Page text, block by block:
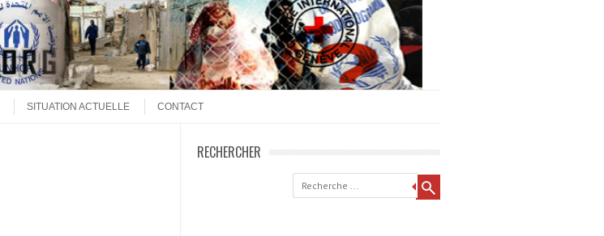
SITUATION ACTUELLE CONTACT
RECHERCHER